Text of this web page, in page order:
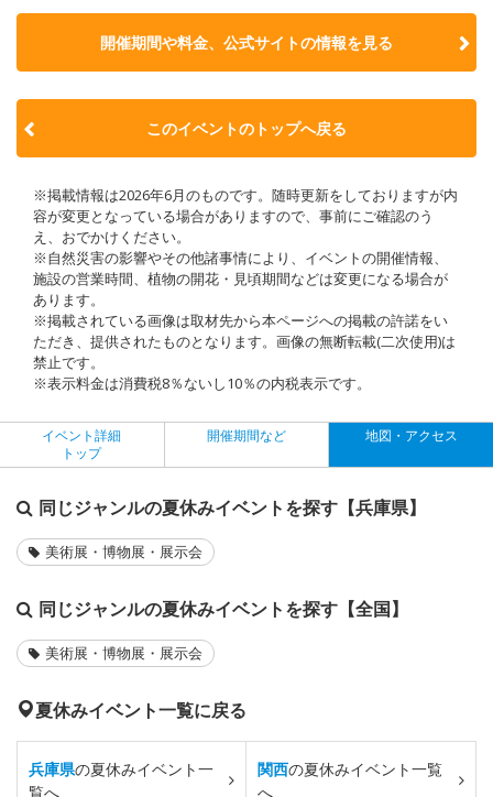
開催期間や料金、公式サイトの情報を見る
このイベントのトップへ戻る
※掲載情報は2026年6月のものです。随時更新をしておりますが内
容が変更となっている場合がありますので、事前にご確認のう
え、おでかけください。
※自然災害の影響やその他諸事情により、イベントの開催情報、
施設の営業時間、植物の開花・見頃期間などは変更になる場合が
あります。
※掲載されている画像は取材先から本ページへの掲載の許諾をい
ただき、提供されたものとなります。画像の無断転載(二次使用)は
禁止です。
※表示料金は消費税8％ないし10％の内税表示です。
イベント詳細
トップ
開催期間など 地図・アクセス
同じジャンルの夏休みイベントを探す【兵庫県】
美術展・博物展・展示会
同じジャンルの夏休みイベントを探す【全国】
美術展・博物展・展示会
夏休みイベント一覧に戻る
兵庫県の夏休みイベント一
覧へ
関西の夏休みイベント一覧
へ